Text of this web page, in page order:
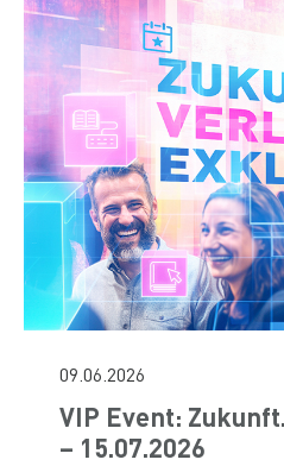
09.06.2026
VIP Event:
– 15.07.2026